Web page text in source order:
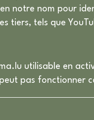
notre nom pour
tiers, tels que
utilisable en
pas fonctionner